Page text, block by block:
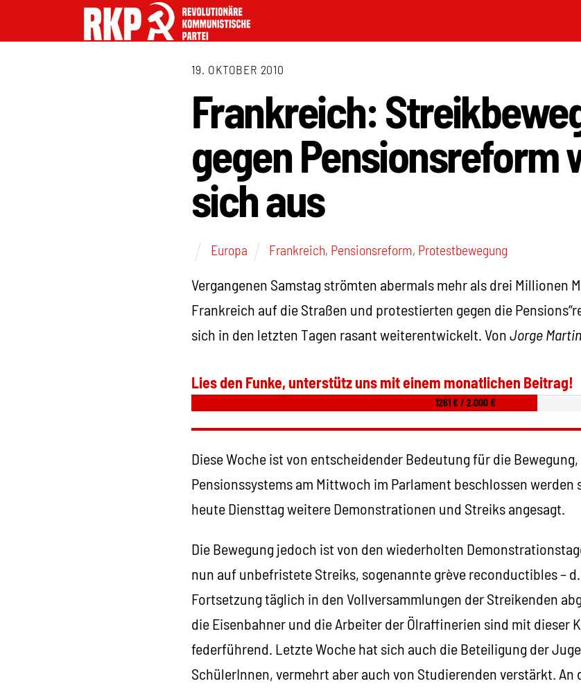
19. OKTOBER 2010
Frankreich:
gegen Pensionsreform
sich aus
Europa Frankreich, Pensionsreform, Protestbewegung
Vergangenen Samstag strömten abermals mehr als drei Millionen
Frankreich auf die Straßen und protestierten gegen die
sich in den letzten Tagen rasant weiterentwickelt. VonJorge Martin
Lies den Funke, unterstütz uns mit einem monatlichen Beitrag!
1261 € / 2.000 €
Diese Woche ist von entscheidender Bedeutung für die
Pensionssystems am Mittwoch im Parlament beschlossen werden
heute Diensttag weitere Demonstrationen und Streiks angesagt.
Die Bewegung jedoch ist von den wiederholten
nun auf unbefristete Streiks, sogenannte grève reconductibles –
Fortsetzung täglich in den Vollversammlungen der Streikenden
die Eisenbahner und die Arbeiter der Ölraffinerien sind mit dieser
federführend. Letzte Woche hat sich auch die Beteiligung der
SchülerInnen, vermehrt aber auch von Studierenden verstärkt. An